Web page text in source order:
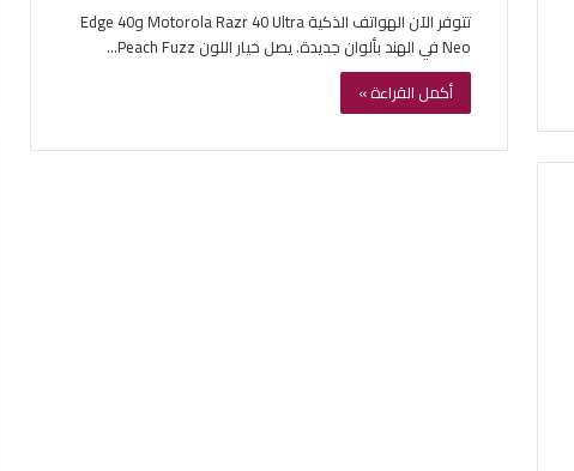
تتوفر الآن الهواتف الذكية Motorola Razr 40 Ultra وEdge 40
Neo في الهند بألوان جديدة. يصل خيار اللون Peach Fuzz…
أكمل القراءة »